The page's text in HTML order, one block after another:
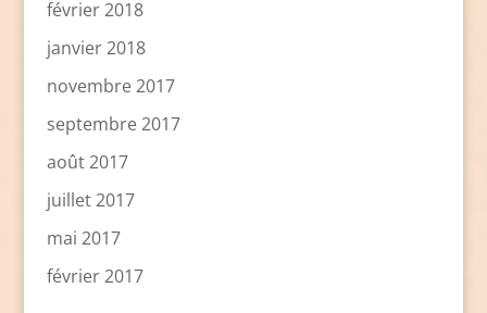
février 2018
janvier 2018
novembre 2017
septembre 2017
août 2017
juillet 2017
mai 2017
février 2017